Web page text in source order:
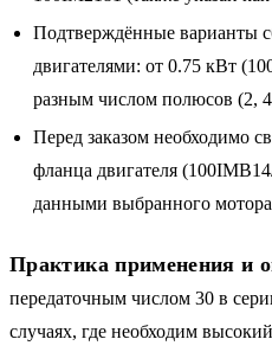
Подтверждённые варианты
двигателями: от 0.75 кВт
разным числом полюсов (2,
Перед заказом необходимо
фланца двигателя
данными выбранного
Практика применения и
передаточным числом 30 в
случаях, где необходим